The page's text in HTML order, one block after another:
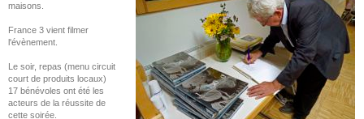
maisons.
France 3 vient filmer
l'évènement.
Le soir, repas (menu circuit
court de produits locaux)
17 bénévoles ont été les
acteurs de la réussite de
cette soirée.